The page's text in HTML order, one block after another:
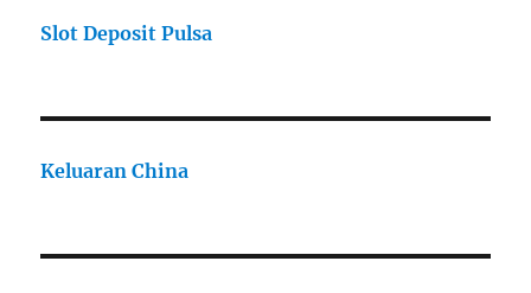
Slot Deposit Pulsa
Keluaran China